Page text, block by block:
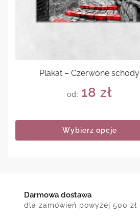
Plakat – Czerwone schody
od: 18 zł
Wybierz opcje
Darmowa dostawa
dla zamówień powyżej 500 zł